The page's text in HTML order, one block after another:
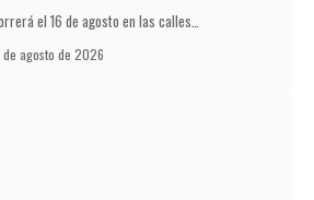
el 16 de agosto en las calles…
agosto de 2026